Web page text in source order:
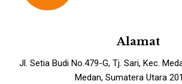
Alamat
Jl. Setia Budi No.479-G, Tj. Sari, Kec.
Medan, Sumatera Utara